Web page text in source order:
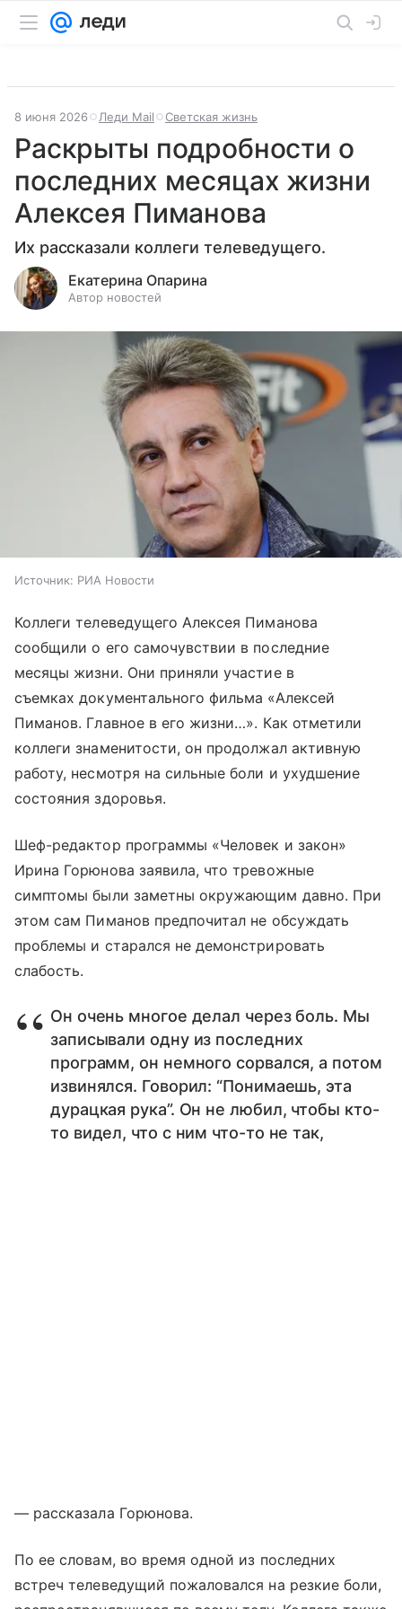
8 июня 2026 Леди Mail Светская жизнь
Раскрыты подробности о
последних месяцах жизни
Алексея Пиманова
Их рассказали коллеги телеведущего.
Екатерина Опарина
Автор новостей
Источник: РИА Новости
Коллеги телеведущего Алексея Пиманова
сообщили о его самочувствии в последние
месяцы жизни. Они приняли участие в
съемках документального фильма «Алексей
Пиманов. Главное в его жизни…». Как отметили
коллеги знаменитости, он продолжал активную
работу, несмотря на сильные боли и ухудшение
состояния здоровья.
Шеф-редактор программы «Человек и закон»
Ирина Горюнова заявила, что тревожные
симптомы были заметны окружающим давно. При
этом сам Пиманов предпочитал не обсуждать
проблемы и старался не демонстрировать
слабость.
Он очень многое делал через боль. Мы
записывали одну из последних
программ, он немного сорвался, а потом
извинялся. Говорил: “Понимаешь, эта
дурацкая рука”. Он не любил, чтобы кто-
то видел, что с ним что-то не так,
— рассказала Горюнова.
По ее словам, во время одной из последних
встреч телеведущий пожаловался на резкие боли,